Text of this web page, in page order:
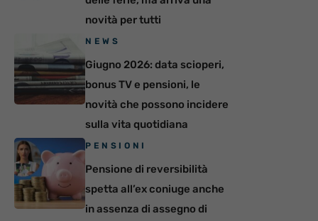
novità per tutti
NEWS
Giugno 2026: data scioperi,
bonus TV e pensioni, le
novità che possono incidere
sulla vita quotidiana
PENSIONI
Pensione di reversibilità
spetta all’ex coniuge anche
in assenza di assegno di